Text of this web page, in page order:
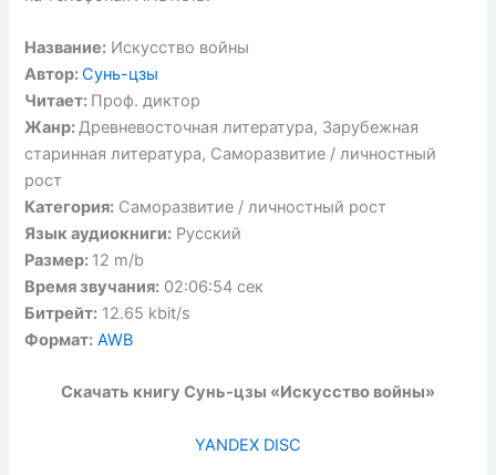
Название: Искусство войны
Автор:Сунь-цзы
Читает: Проф. диктор
Жанр:Древневосточная литература, Зарубежная
старинная литература, Саморазвитие / личностный
рост
Категория: Саморазвитие / личностный рост
Язык аудиокниги: Русский
Размер: 12 m/b
Время звучания: 02:06:54 сек
Битрейт: 12.65 kbit/s
Формат: AWB
Скачать книгу Сунь-цзы «Искусство войны»
YANDEX DISC